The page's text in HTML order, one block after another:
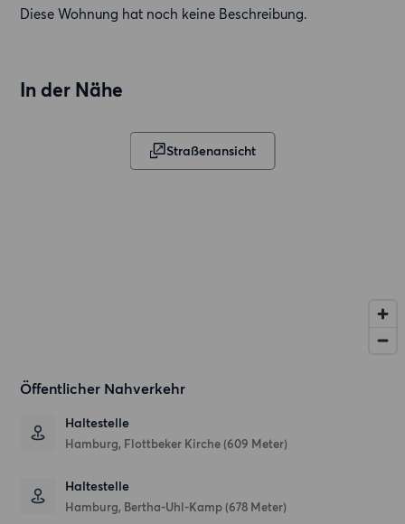
Diese Wohnung hat noch keine Beschreibung.
In der Nähe
Straßenansicht
Öffentlicher Nahverkehr
Haltestelle
Hamburg, Flottbeker Kirche (609 Meter)
Haltestelle
Hamburg, Bertha-Uhl-Kamp (678 Meter)